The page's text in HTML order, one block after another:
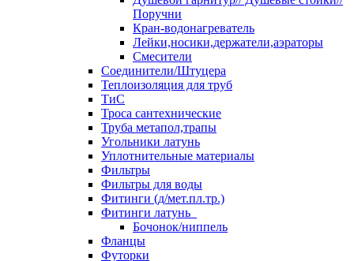
Поручни
Кран-водонагреватель
Лейки,носики,держатели,аэраторы
Смесители
Соединители/Штуцера
Теплоизоляция для труб
ТиС
Троса сантехнические
Труба метапол,трапы
Угольники латунь
Уплотнительные материалы
Фильтры
Фильтры для воды
Фитинги (д/мет.пл.тр.)
Фитинги латунь
Бочонок/ниппель
Фланцы
Футорки